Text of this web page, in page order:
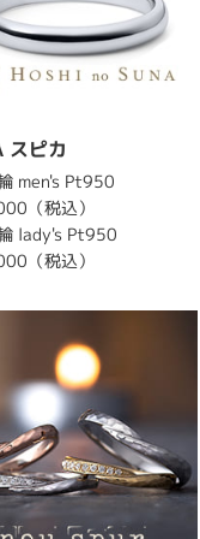
スピカ
men's Pt950
（税込）
lady's Pt950
（税込）